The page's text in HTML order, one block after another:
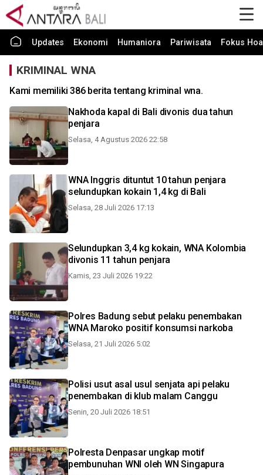
Updates Ekonomi Humaniora Pariwisata Fokus
KRIMINAL WNA
Kami memiliki 386 berita tentang kriminal wna.
Nakhoda kapal di Bali divonis dua tahun
penjara
Selasa, 4 Agustus 2026 22:58
WNA Inggris dituntut 10 tahun penjara
selundupkan kokain 1,4 kg di Bali
Selasa, 28 Juli 2026 17:13
Selundupkan 3,4 kg kokain, WNA Kolombia
divonis 11 tahun penjara
Kamis, 23 Juli 2026 19:22
Polres Badung sebut pelaku penembakan
WNA Maroko positif konsumsi narkoba
Selasa, 21 Juli 2026 5:02
Polisi usut asal usul senjata api pelaku
penembakan di klub malam Canggu
Senin, 20 Juli 2026 18:51
Polresta Denpasar ungkap motif
pembunuhan WNI oleh WN Singapura